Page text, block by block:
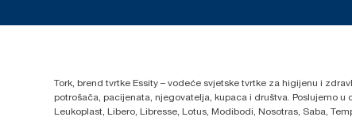
Tork, brend tvrtke Essity – vodeće svjetske tvrtke za higijenu i
potrošača, pacijenata, njegovatelja, kupaca i društva. Poslujemo
Leukoplast, Libero, Libresse, Lotus, Modibodi, Nosotras, Saba,